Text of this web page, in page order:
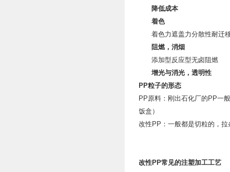
降低成本
着色
着色力遮盖力分散性耐迁
阻燃，消烟
添加型反应型无卤阻燃
增光与消光，透明性
PP粒子的形态
PP原料 ：刚出石化厂的PP一
饭盒）
改性PP ：一般都是切粒的，
改性PP常见的注塑加工工艺